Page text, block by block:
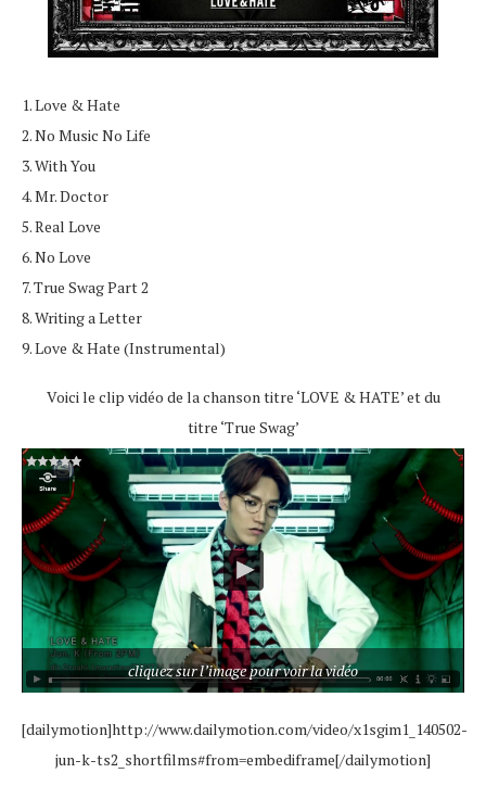
1. Love & Hate
2. No Music No Life
3. With You
4. Mr. Doctor
5. Real Love
6. No Love
7. True Swag Part 2
8. Writing a Letter
9. Love & Hate (Instrumental)
Voici le clip vidéo de la chanson titre ‘LOVE & HATE’ et du
titre ‘True Swag’
cliquez sur l’image pour voir la vidéo
[dailymotion]http://www.dailymotion.com/video/x1sgim1_140502-
jun-k-ts2_shortfilms#from=embediframe[/dailymotion]